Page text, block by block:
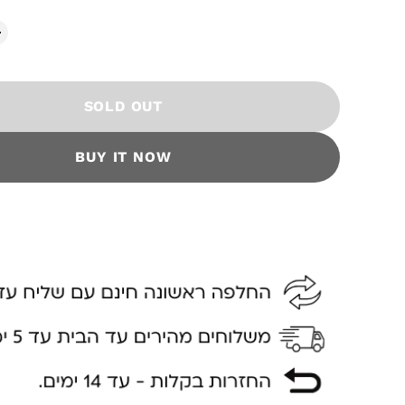
SOLD OUT
BUY IT NOW